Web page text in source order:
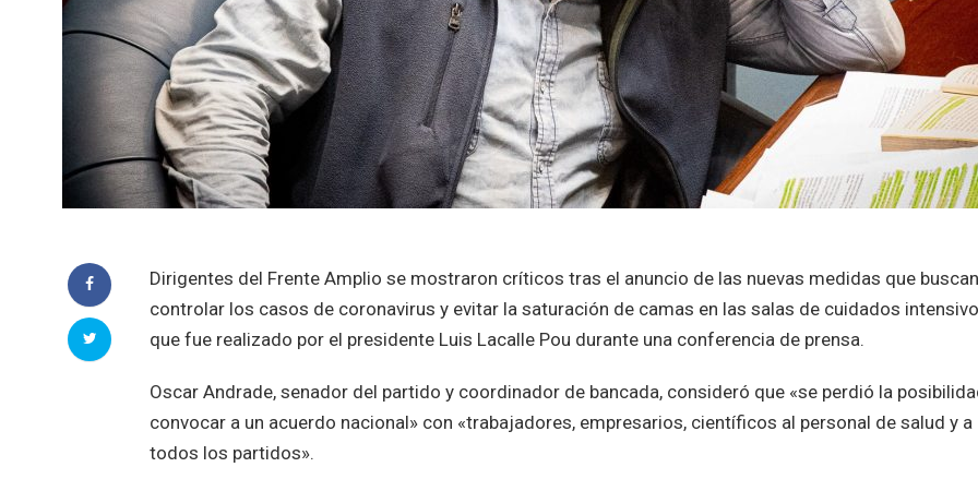
Dirigentes del Frente Amplio se mostraron críticos tras el anuncio de las nuevas medidas que buscan
controlar los casos de coronavirus y evitar la saturación de camas en las salas de cuidados
que fue realizado por el presidente Luis Lacalle Pou durante una conferencia de prensa.
Oscar Andrade, senador del partido y coordinador de bancada, consideró que «se perdió la
convocar a un acuerdo nacional» con «trabajadores, empresarios, científicos al personal de salud y a
todos los partidos».